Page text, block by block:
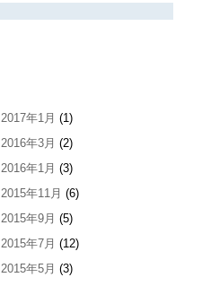
2017年1月 (1)
2016年3月 (2)
2016年1月 (3)
2015年11月 (6)
2015年9月 (5)
2015年7月 (12)
2015年5月 (3)